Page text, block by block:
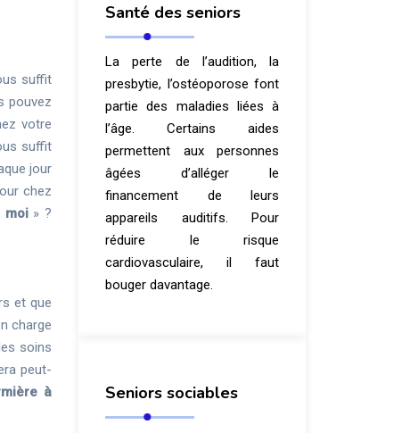
suffit
pouvez
votre
suffit
jour
chez
moi» ?
et que
charge
soins
peut-
à
Santé des seniors
La perte de l’audition, la
presbytie, l’ostéoporose font
partie des maladies liées à
l’âge. Certains aides
permettent aux personnes
âgées d’alléger le
financement de leurs
appareils auditifs. Pour
réduire le risque
cardiovasculaire, il faut
bouger davantage.
Seniors sociables